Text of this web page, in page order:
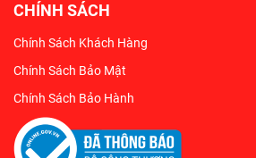
CHÍNH SÁCH
Chính Sách Khách Hàng
Chính Sách Bảo Mật
Chính Sách Bảo Hành